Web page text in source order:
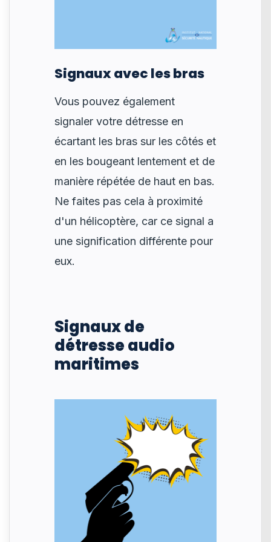
Signaux avec les bras
Vous pouvez également
signaler votre détresse en
écartant les bras sur les côtés et
en les bougeant lentement et de
manière répétée de haut en bas.
Ne faites pas cela à proximité
d'un hélicoptère, car ce signal a
une signification différente pour
eux.
Signaux de
détresse audio
maritimes